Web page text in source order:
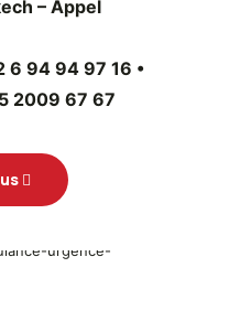
– Appel
6 94 94 97 16 •
2009 67 67